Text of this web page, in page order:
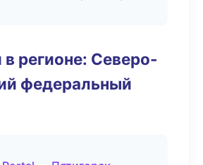
регионе: Северо-
федеральный